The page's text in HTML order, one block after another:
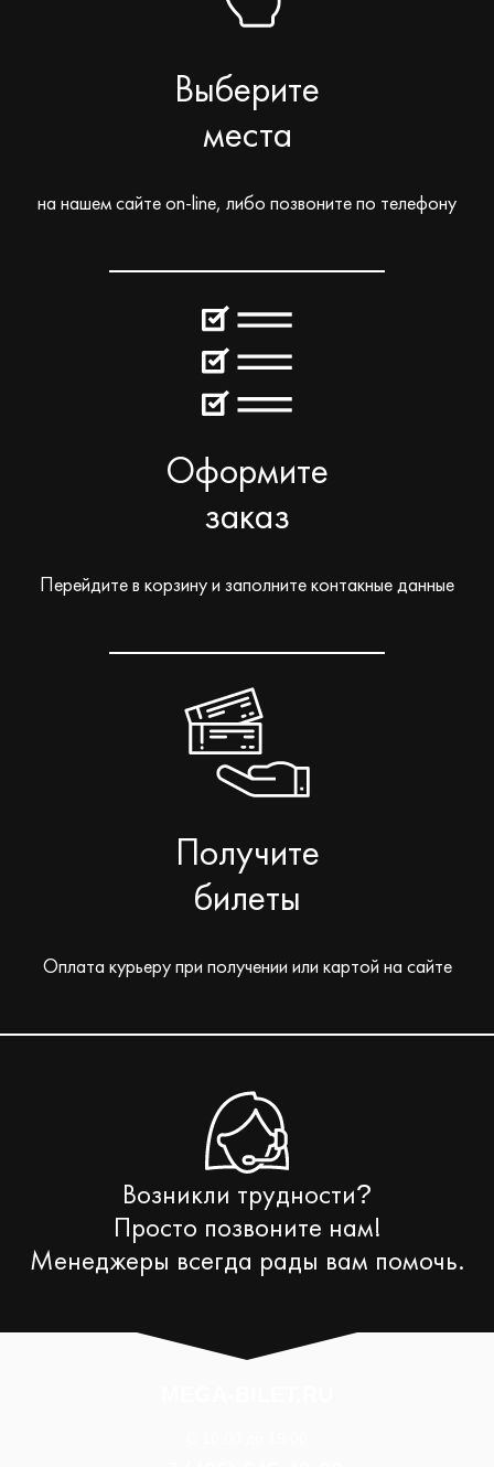
Выберите
места
на нашем сайте on-line, либо позвоните по телефону
Оформите
заказ
Перейдите в корзину и заполните контакные данные
Получите
билеты
Оплата курьеру при получении или картой на сайте
Возникли трудности?
Просто позвоните нам!
Менеджеры всегда рады вам помочь.